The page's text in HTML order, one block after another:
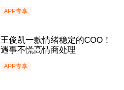
APP专享
王俊凯一款情绪稳定的COO！
遇事不慌高情商处理
APP专享